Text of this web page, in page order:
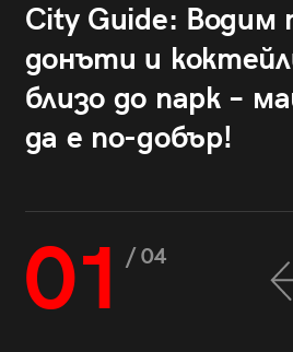
City Guide: Водим
донъти и
близо до парк –
да е по-добър!
01 / 04